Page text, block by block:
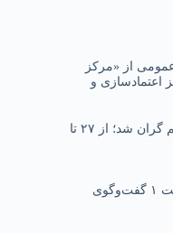
از «مرکز
اعتمادسازی و
چند قلم داروی دیگر هم گران شد؛ از ۲۷ تا
۶ نکته‌ی کوتاه از قسمت ۱ گفت‌وگوی